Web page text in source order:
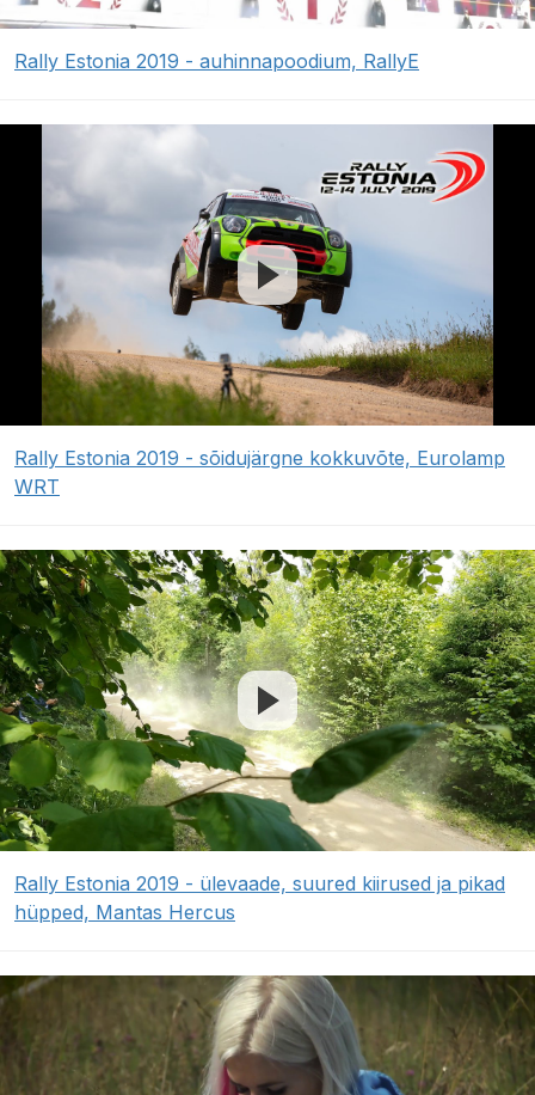
Rally Estonia 2019 - auhinnapoodium, RallyE
Rally Estonia 2019 - sõidujärgne kokkuvõte, Eurolamp
WRT
Rally Estonia 2019 - ülevaade, suured kiirused ja pikad
hüpped, Mantas Hercus